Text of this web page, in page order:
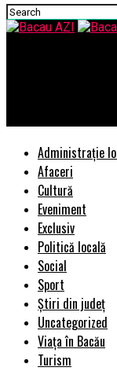
Administrație
Afaceri
Cultură
Eveniment
Exclusiv
Politică locală
Social
Sport
Știri din județ
Uncategorized
Viața în Bacău
Turism